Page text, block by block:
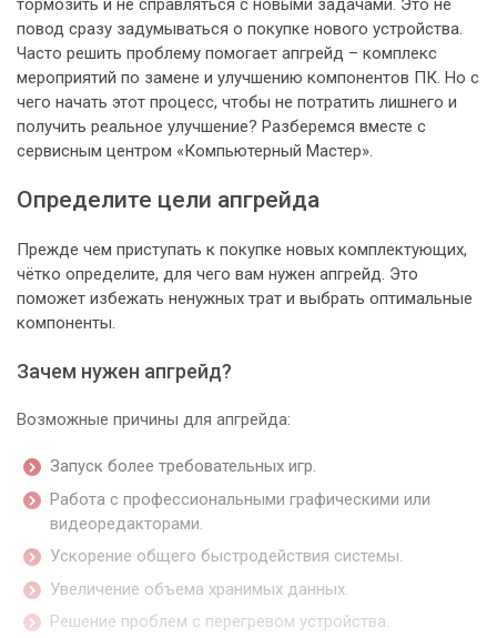
тормозить и не справляться с новыми задачами. Это не
повод сразу задумываться о покупке нового устройства.
Часто решить проблему помогает апгрейд – комплекс
мероприятий по замене и улучшению компонентов ПК. Но с
чего начать этот процесс, чтобы не потратить лишнего и
получить реальное улучшение? Разберемся вместе с
сервисным центром «Компьютерный Мастер».
Определите цели апгрейда
Прежде чем приступать к покупке новых комплектующих,
чётко определите, для чего вам нужен апгрейд. Это
поможет избежать ненужных трат и выбрать оптимальные
компоненты.
Зачем нужен апгрейд?
Возможные причины для апгрейда:
Запуск более требовательных игр.
Работа с профессиональными графическими или
видеоредакторами.
Ускорение общего быстродействия системы.
Увеличение объема хранимых данных.
Решение проблем с перегревом устройства.